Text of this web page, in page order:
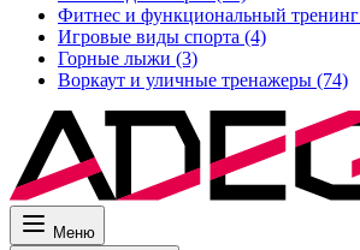
Фитнес и функциональный тренинг
Игровые виды спорта (4)
Горные лыжи (3)
Воркаут и уличные тренажеры (74)
Меню